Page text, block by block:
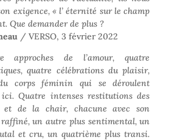
exigence, « l’ éternité sur le champ
Que demander de plus ?
/ VERSO, 3 février 2022
approches de l’amour, quatre
quatre célébrations du plaisir,
corps féminin qui se déroulent
ici. Quatre intenses restitutions des
et de la chair, chacune avec son
raffiné, un autre plus sentimental, un
et cru, un quatrième plus transi.